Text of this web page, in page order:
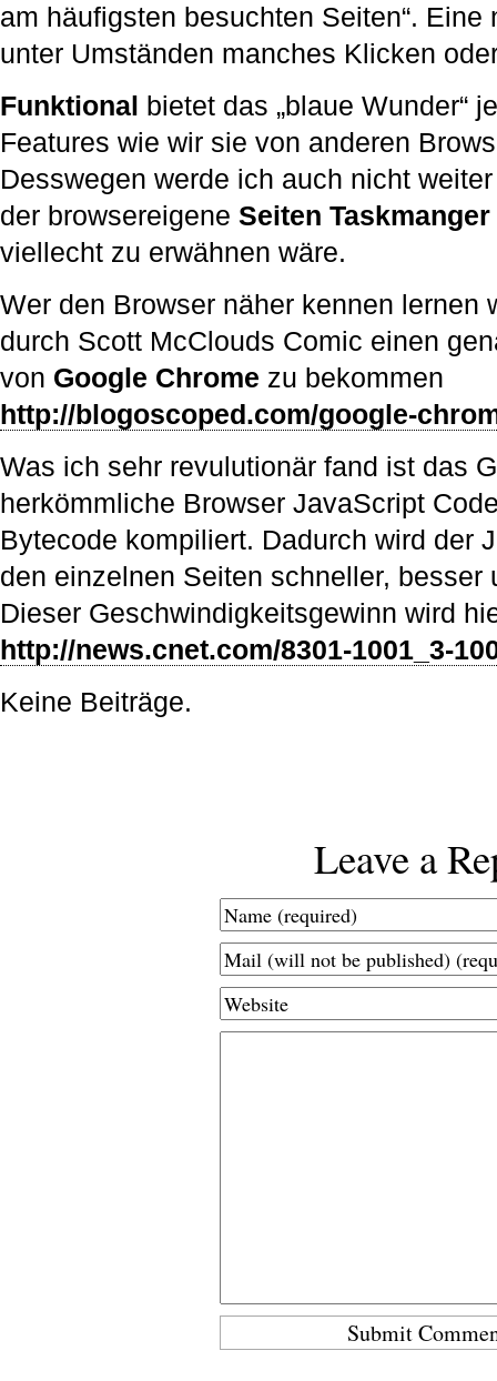
am häufigsten besuchten Seiten“.
unter Umständen manches Klicken
Funktional bietet das „blaue Wunder“
Features wie wir sie von anderen
Desswegen werde ich auch nicht
der browsereigene Seiten
viellecht zu erwähnen wäre.
Wer den Browser näher kennen lernen
durch Scott McClouds Comic einen
von Google Chrome zu bekommen
http://blogoscoped.com/google-
Was ich sehr revulutionär fand ist das
herkömmliche Browser JavaScript
Bytecode kompiliert. Dadurch wird der
den einzelnen Seiten schneller, besser
Dieser Geschwindigkeitsgewinn wird
http://news.cnet.com/8301-1001_3-
Keine Beiträge.
Leave a